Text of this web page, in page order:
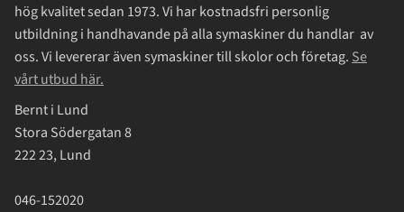
hög kvalitet sedan 1973. Vi har kostnadsfri personlig
utbildning i handhavande på alla symaskiner du handlar av
oss. Vi levererar även symaskiner till skolor och företag. Se
vårt utbud här.
Bernt i Lund
Stora Södergatan 8
222 23, Lund
046-152020